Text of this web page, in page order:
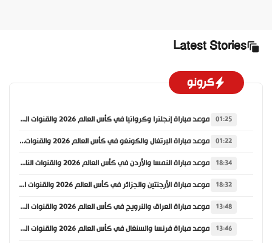
Latest Stories
كرونو
01:25 موعد مباراة إنجلترا وكرواتيا في كأس العالم 2026 والقنوات الناقلة
01:22 موعد مباراة البرتغال والكونغو في كأس العالم 2026 والقنوات الناقلة
18:34 موعد مباراة النمسا والأردن في كأس العالم 2026 والقنوات الناقلة
18:32 موعد مباراة الأرجنتين والجزائر في كأس العالم 2026 والقنوات الناقلة
13:48 موعد مباراة العراق والنرويج في كأس العالم 2026 والقنوات الناقلة
13:46 موعد مباراة فرنسا والسنغال في كأس العالم 2026 والقنوات الناقلة